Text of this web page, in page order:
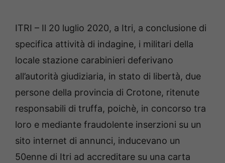
ITRI – Il 20 luglio 2020, a Itri, a conclusione di
specifica attività di indagine, i militari della
locale stazione carabinieri deferivano
all’autorità giudiziaria, in stato di libertà, due
persone della provincia di Crotone, ritenute
responsabili di truffa, poichè, in concorso tra
loro e mediante fraudolente inserzioni su un
sito internet di annunci, inducevano un
50enne di Itri ad accreditare su una carta